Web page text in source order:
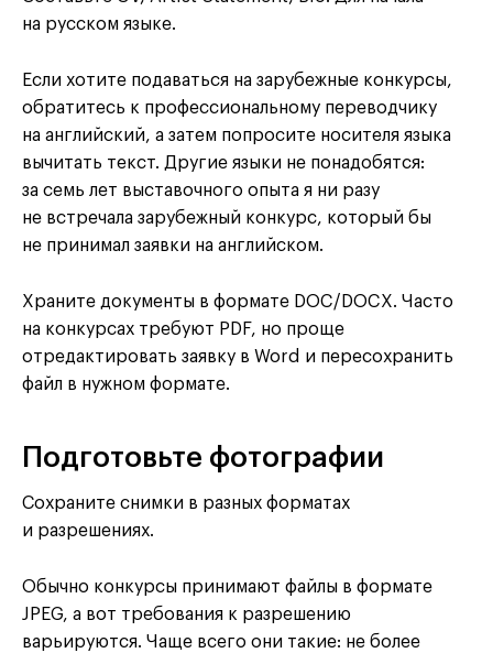
на русском языке.
Если хотите подаваться на зарубежные конкурсы,
обратитесь к профессиональному переводчику
на английский, а затем попросите носителя языка
вычитать текст. Другие языки не понадобятся:
за семь лет выставочного опыта я ни разу
не встречала зарубежный конкурс, который бы
не принимал заявки на английском.
Храните документы в формате DOC/DOCX. Часто
на конкурсах требуют PDF, но проще
отредактировать заявку в Word и пересохранить
файл в нужном формате.
Подготовьте фотографии
Сохраните снимки в разных форматах
и разрешениях.
Обычно конкурсы принимают файлы в формате
JPEG, а вот требования к разрешению
варьируются. Чаще всего они такие: не более